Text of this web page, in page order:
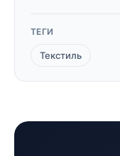
ТЕГИ
Текстиль